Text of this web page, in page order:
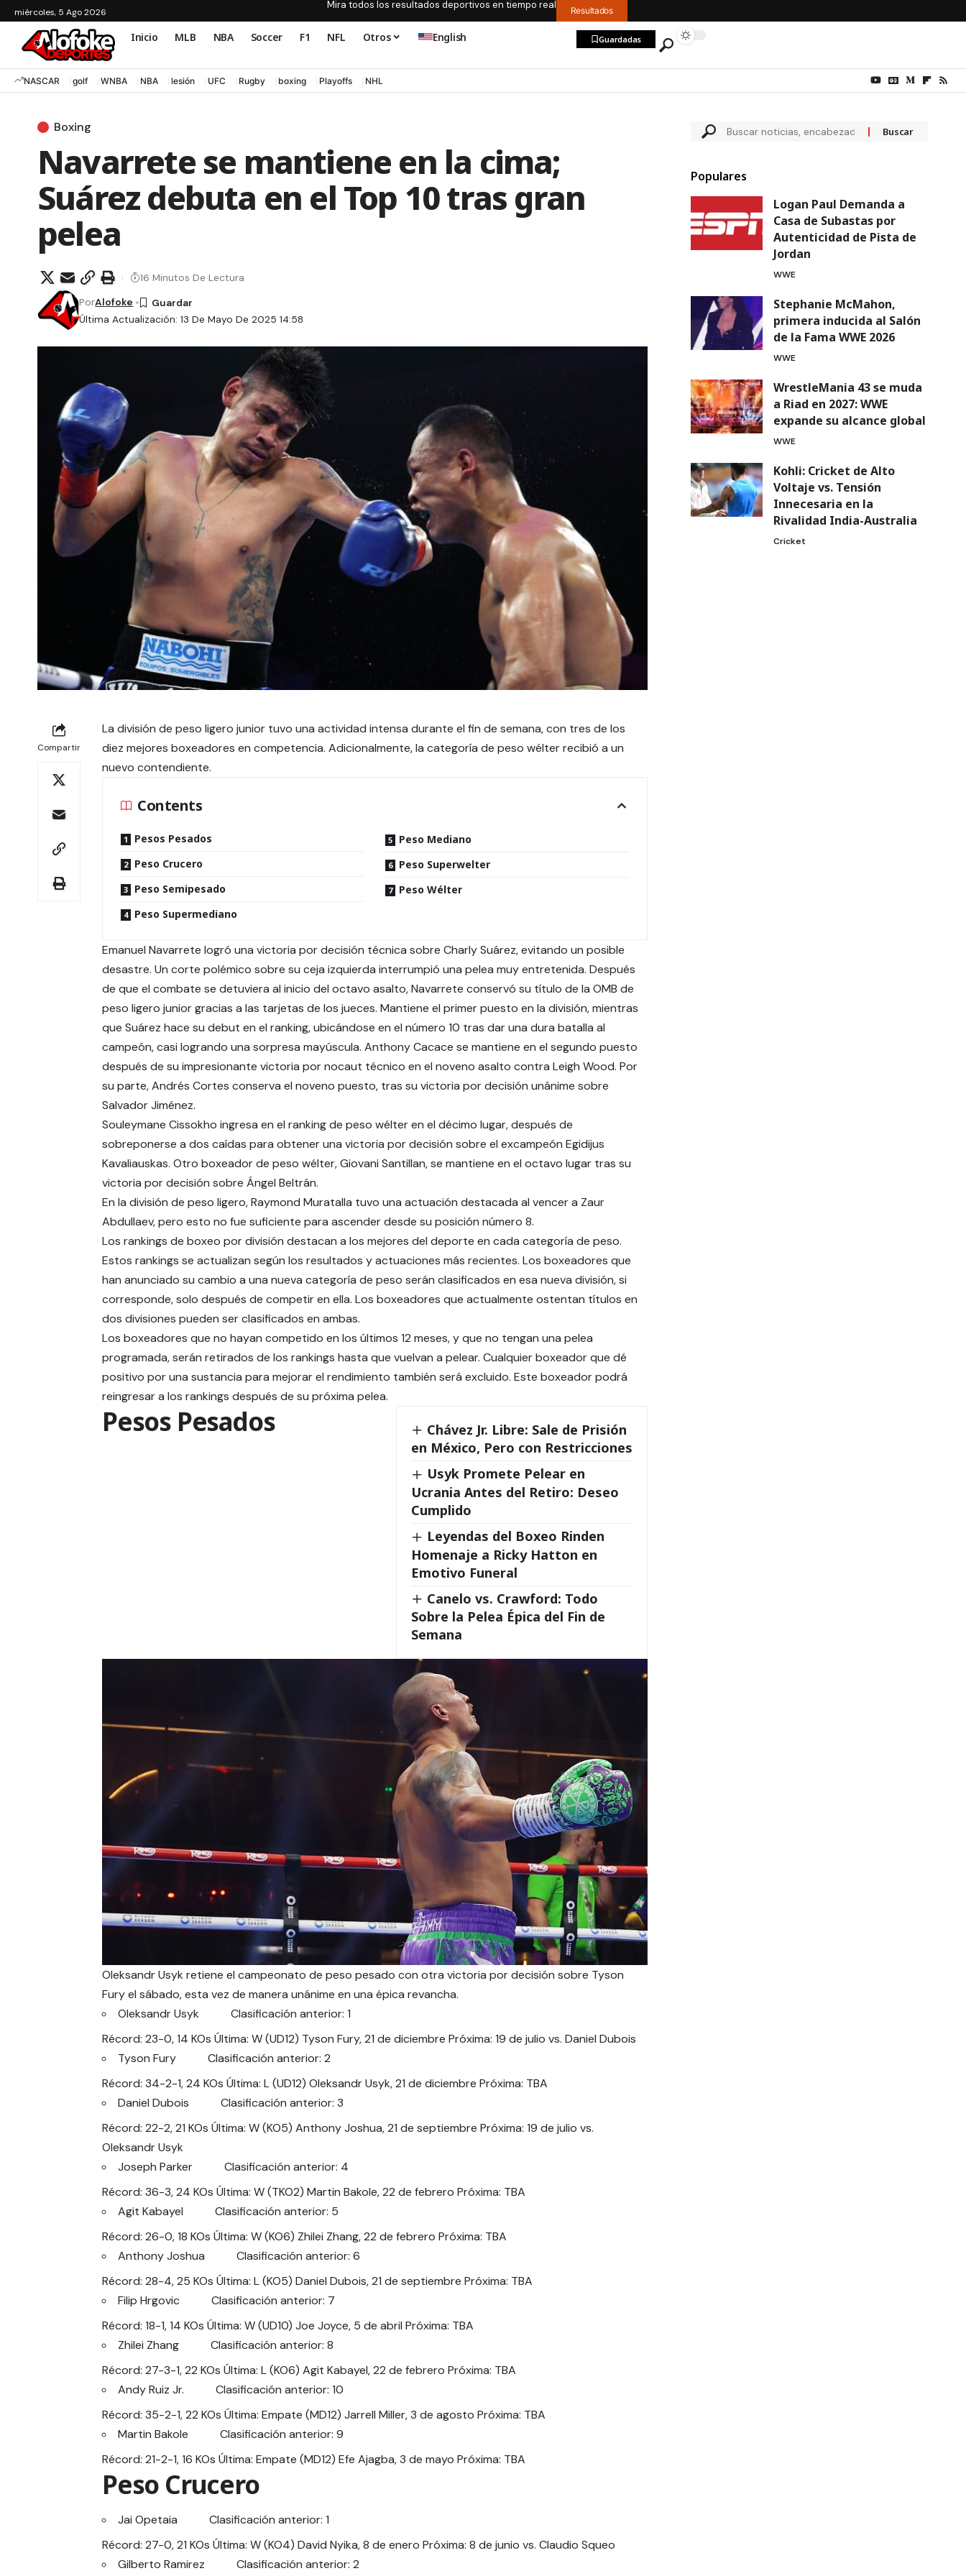
miércoles, 5 Ago 2026
Mira todos los resultados deportivos en tiempo real Resultados
Inicio MLB NBA Soccer F1 NFL Otros English Guardadas
NASCAR golf WNBA NBA lesión UFC Rugby boxing Playoffs NHL
Boxing
Navarrete se mantiene en la cima;
Suárez debuta en el Top 10 tras gran
pelea
Última Actualización: 13 De Mayo De 2025 14:58
PorAlofoke
16 Minutos De Lectura
Compartir
La división de peso ligero junior tuvo una actividad intensa durante el fin de semana, con tres de los
diez mejores boxeadores en competencia. Adicionalmente, la categoría de peso wélter recibió a un
nuevo contendiente.
Contents
Pesos Pesados
Peso Crucero
Peso Semipesado
Peso Supermediano
Peso Mediano
Peso Superwelter
Peso Wélter
Emanuel Navarrete logró una victoria por decisión técnica sobre Charly Suárez, evitando un posible
desastre. Un corte polémico sobre su ceja izquierda interrumpió una pelea muy entretenida. Después
de que el combate se detuviera al inicio del octavo asalto, Navarrete conservó su título de la OMB de
peso ligero junior gracias a las tarjetas de los jueces. Mantiene el primer puesto en la división, mientras
que Suárez hace su debut en el ranking, ubicándose en el número 10 tras dar una dura batalla al
campeón, casi logrando una sorpresa mayúscula. Anthony Cacace se mantiene en el segundo puesto
después de su impresionante victoria por nocaut técnico en el noveno asalto contra Leigh Wood. Por
su parte, Andrés Cortes conserva el noveno puesto, tras su victoria por decisión unánime sobre
Salvador Jiménez.
Souleymane Cissokho ingresa en el ranking de peso wélter en el décimo lugar, después de
sobreponerse a dos caídas para obtener una victoria por decisión sobre el excampeón Egidijus
Kavaliauskas. Otro boxeador de peso wélter, Giovani Santillan, se mantiene en el octavo lugar tras su
victoria por decisión sobre Ángel Beltrán.
En la división de peso ligero, Raymond Muratalla tuvo una actuación destacada al vencer a Zaur
Abdullaev, pero esto no fue suficiente para ascender desde su posición número 8.
Los rankings de boxeo por división destacan a los mejores del deporte en cada categoría de peso.
Estos rankings se actualizan según los resultados y actuaciones más recientes. Los boxeadores que
han anunciado su cambio a una nueva categoría de peso serán clasificados en esa nueva división, si
corresponde, solo después de competir en ella. Los boxeadores que actualmente ostentan títulos en
dos divisiones pueden ser clasificados en ambas.
Los boxeadores que no hayan competido en los últimos 12 meses, y que no tengan una pelea
programada, serán retirados de los rankings hasta que vuelvan a pelear. Cualquier boxeador que dé
positivo por una sustancia para mejorar el rendimiento también será excluido. Este boxeador podrá
reingresar a los rankings después de su próxima pelea.
Chávez Jr. Libre: Sale de Prisión
en México, Pero con Restricciones
Usyk Promete Pelear en
Ucrania Antes del Retiro: Deseo
Cumplido
Leyendas del Boxeo Rinden
Homenaje a Ricky Hatton en
Emotivo Funeral
Canelo vs. Crawford: Todo
Sobre la Pelea Épica del Fin de
Semana
Pesos Pesados
Oleksandr Usyk retiene el campeonato de peso pesado con otra victoria por decisión sobre Tyson
Fury el sábado, esta vez de manera unánime en una épica revancha.
Oleksandr Usyk Clasificación anterior: 1
Récord: 23-0, 14 KOs Última: W (UD12) Tyson Fury, 21 de diciembre Próxima: 19 de julio vs. Daniel Dubois
Tyson Fury Clasificación anterior: 2
Récord: 34-2-1, 24 KOs Última: L (UD12) Oleksandr Usyk, 21 de diciembre Próxima: TBA
Daniel Dubois Clasificación anterior: 3
Récord: 22-2, 21 KOs Última: W (KO5) Anthony Joshua, 21 de septiembre Próxima: 19 de julio vs.
Oleksandr Usyk
Joseph Parker Clasificación anterior: 4
Récord: 36-3, 24 KOs Última: W (TKO2) Martin Bakole, 22 de febrero Próxima: TBA
Agit Kabayel Clasificación anterior: 5
Récord: 26-0, 18 KOs Última: W (KO6) Zhilei Zhang, 22 de febrero Próxima: TBA
Anthony Joshua Clasificación anterior: 6
Récord: 28-4, 25 KOs Última: L (KO5) Daniel Dubois, 21 de septiembre Próxima: TBA
Filip Hrgovic Clasificación anterior: 7
Récord: 18-1, 14 KOs Última: W (UD10) Joe Joyce, 5 de abril Próxima: TBA
Zhilei Zhang Clasificación anterior: 8
Récord: 27-3-1, 22 KOs Última: L (KO6) Agit Kabayel, 22 de febrero Próxima: TBA
Andy Ruiz Jr. Clasificación anterior: 10
Récord: 35-2-1, 22 KOs Última: Empate (MD12) Jarrell Miller, 3 de agosto Próxima: TBA
Martin Bakole Clasificación anterior: 9
Récord: 21-2-1, 16 KOs Última: Empate (MD12) Efe Ajagba, 3 de mayo Próxima: TBA
Peso Crucero
Jai Opetaia Clasificación anterior: 1
Récord: 27-0, 21 KOs Última: W (KO4) David Nyika, 8 de enero Próxima: 8 de junio vs. Claudio Squeo
Gilberto Ramirez Clasificación anterior: 2
Populares
Logan Paul Demanda a
Casa de Subastas por
Autenticidad de Pista de
Jordan
WWE
Stephanie McMahon,
primera inducida al Salón
de la Fama WWE 2026
WWE
WrestleMania 43 se muda
a Riad en 2027: WWE
expande su alcance global
WWE
Kohli: Cricket de Alto
Voltaje vs. Tensión
Innecesaria en la
Rivalidad India-Australia
Cricket